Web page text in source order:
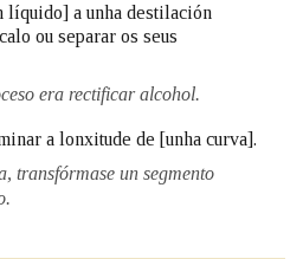
BUSCA
líquido] a unha destilación
ou separar os seus
era rectificar alcohol.
a lonxitude de [unha curva].
transfórmase un segmento